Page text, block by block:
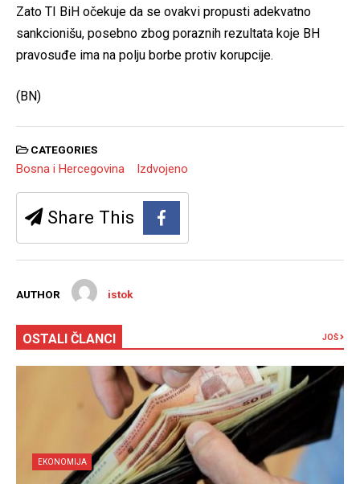
Zato TI BiH očekuje da se ovakvi propusti adekvatno
sankcionišu, posebno zbog poraznih rezultata koje BH
pravosuđe ima na polju borbe protiv korupcije.
(BN)
CATEGORIES
Bosna i Hercegovina Izdvojeno
Share This
AUTHOR istok
OSTALI ČLANCI JOŠ
EKONOMIJA